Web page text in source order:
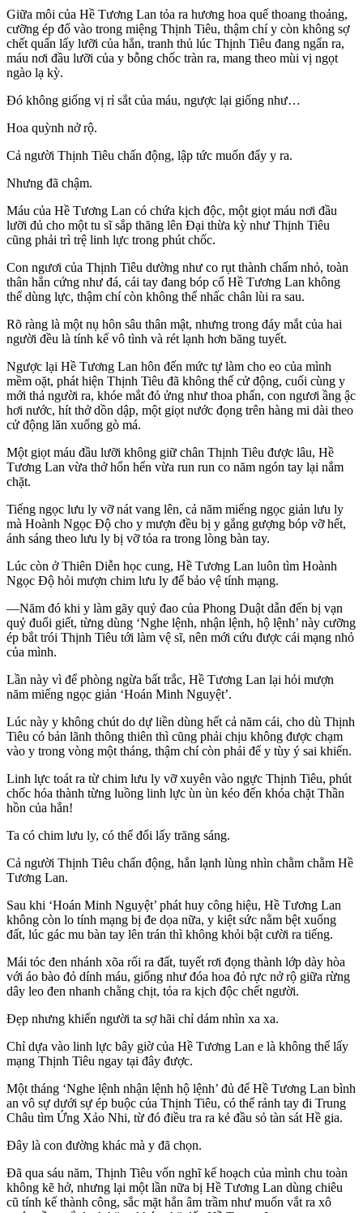
Giữa môi của Hề Tương Lan tỏa ra hương hoa quế thoang thoảng,
cưỡng ép đổ vào trong miệng Thịnh Tiêu, thậm chí y còn không sợ
chết quấn lấy lưỡi của hắn, tranh thủ lúc Thịnh Tiêu đang ngẩn ra,
máu nơi đầu lưỡi của y bỗng chốc tràn ra, mang theo mùi vị ngọt
ngào lạ kỳ.
Đó không giống vị rỉ sắt của máu, ngược lại giống như…
Hoa quỳnh nở rộ.
Cả người Thịnh Tiêu chấn động, lập tức muốn đẩy y ra.
Nhưng đã chậm.
Máu của Hề Tương Lan có chứa kịch độc, một giọt máu nơi đầu
lưỡi đủ cho một tu sĩ sắp thăng lên Đại thừa kỳ như Thịnh Tiêu
cũng phải trì trệ linh lực trong phút chốc.
Con ngươi của Thịnh Tiêu dường như co rụt thành chấm nhỏ, toàn
thân hắn cứng như đá, cái tay đang bóp cổ Hề Tương Lan không
thể dùng lực, thậm chí còn không thể nhấc chân lùi ra sau.
Rõ ràng là một nụ hôn sâu thân mật, nhưng trong đáy mắt của hai
người đều là tính kế vô tình và rét lạnh hơn băng tuyết.
Ngược lại Hề Tương Lan hôn đến mức tự làm cho eo của mình
mềm oặt, phát hiện Thịnh Tiêu đã không thể cử động, cuối cùng y
mới thả người ra, khóe mắt đỏ ửng như thoa phấn, con ngươi ầng ậc
hơi nước, hít thở dồn dập, một giọt nước đọng trên hàng mi dài theo
cử động lăn xuống gò má.
Một giọt máu đầu lưỡi không giữ chân Thịnh Tiêu được lâu, Hề
Tương Lan vừa thở hổn hển vừa run run co năm ngón tay lại nắm
chặt.
Tiếng ngọc lưu ly vỡ nát vang lên, cả năm miếng ngọc giản lưu ly
mà Hoành Ngọc Độ cho y mượn đều bị y gắng gượng bóp vỡ hết,
ánh sáng theo lưu ly bị vỡ tỏa ra trong lòng bàn tay.
Lúc còn ở Thiên Diễn học cung, Hề Tương Lan luôn tìm Hoành
Ngọc Độ hỏi mượn chim lưu ly để bảo vệ tính mạng.
—Năm đó khi y làm gãy quỷ đao của Phong Duật dẫn đến bị vạn
quỷ đuổi giết, từng dùng ‘Nghe lệnh, nhận lệnh, hộ lệnh’ này cưỡng
ép bắt trói Thịnh Tiêu tới làm vệ sĩ, nên mới cứu được cái mạng nhỏ
của mình.
Lần này vì để phòng ngừa bất trắc, Hề Tương Lan lại hỏi mượn
năm miếng ngọc giản ‘Hoán Minh Nguyệt’.
Lúc này y không chút do dự liền dùng hết cả năm cái, cho dù Thịnh
Tiêu có bản lãnh thông thiên thì cũng phải chịu không được chạm
vào y trong vòng một tháng, thậm chí còn phải để y tùy ý sai khiến.
Linh lực toát ra từ chim lưu ly vỡ xuyên vào ngực Thịnh Tiêu, phút
chốc hóa thành từng luồng linh lực ùn ùn kéo đến khóa chặt Thần
hồn của hắn!
Ta có chim lưu ly, có thể đổi lấy trăng sáng.
Cả người Thịnh Tiêu chấn động, hắn lạnh lùng nhìn chằm chằm Hề
Tương Lan.
Sau khi ‘Hoán Minh Nguyệt’ phát huy công hiệu, Hề Tương Lan
không còn lo tính mạng bị đe dọa nữa, y kiệt sức nằm bệt xuống
đất, lúc gác mu bàn tay lên trán thì không khỏi bật cười ra tiếng.
Mái tóc đen nhánh xõa rối ra đất, tuyết rơi đọng thành lớp dày hòa
với áo bào đỏ dính máu, giống như đóa hoa đỏ rực nở rộ giữa rừng
dây leo đen nhanh chằng chịt, tỏa ra kịch độc chết người.
Đẹp nhưng khiến người ta sợ hãi chỉ dám nhìn xa xa.
Chỉ dựa vào linh lực bây giờ của Hề Tương Lan e là không thể lấy
mạng Thịnh Tiêu ngay tại đây được.
Một tháng ‘Nghe lệnh nhận lệnh hộ lệnh’ đủ để Hề Tương Lan bình
an vô sự dưới sự ép buộc của Thịnh Tiêu, có thể rảnh tay đi Trung
Châu tìm Ứng Xảo Nhi, từ đó điều tra ra kẻ đầu sỏ tàn sát Hề gia.
Đây là con đường khác mà y đã chọn.
Đã qua sáu năm, Thịnh Tiêu vốn nghĩ kế hoạch của mình chu toàn
không kẽ hở, nhưng lại một lần nữa bị Hề Tương Lan dùng chiêu
cũ tính kế thành công, sắc mặt hắn âm trầm như muốn vắt ra xô